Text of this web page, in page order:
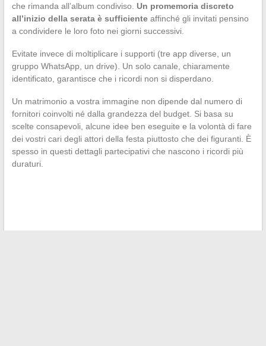
che rimanda all’album condiviso. Un promemoria discreto
all’inizio della serata è sufficienteaffinché gli invitati pensino
a condividere le loro foto nei giorni successivi.
Evitate invece di moltiplicare i supporti (tre app diverse, un
gruppo WhatsApp, un drive). Un solo canale, chiaramente
identificato, garantisce che i ricordi non si disperdano.
Un matrimonio a vostra immagine non dipende dal numero di
fornitori coinvolti né dalla grandezza del budget. Si basa su
scelte consapevoli, alcune idee ben eseguite e la volontà di fare
dei vostri cari degli attori della festa piuttosto che dei figuranti. È
spesso in questi dettagli partecipativi che nascono i ricordi più
duraturi.